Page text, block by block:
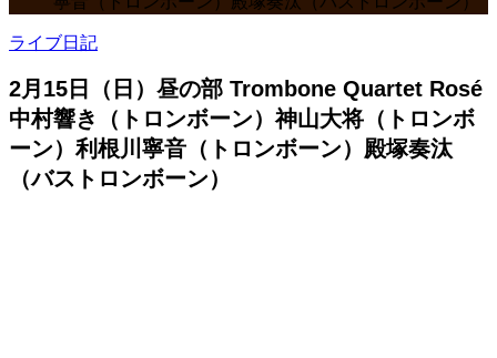
ライブ日記
2月15日（日）昼の部 Trombone Quartet Rosé
中村響き（トロンボーン）神山大将（トロンボ
ーン）利根川寧音（トロンボーン）殿塚奏汰
（バストロンボーン）